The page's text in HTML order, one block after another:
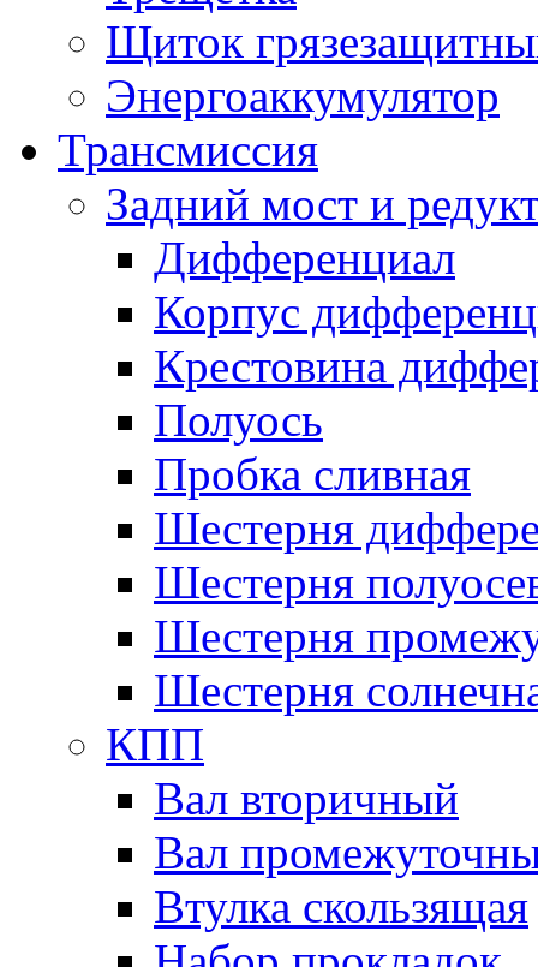
Щиток
Энергоаккумулятор
Трансмиссия
Задний мост и
Дифференциал
Корпус
Крестовина
Полуось
Пробка сливная
Шестерня
Шестерня
Шестерня
Шестерня
КПП
Вал вторичный
Вал
Втулка скользящая